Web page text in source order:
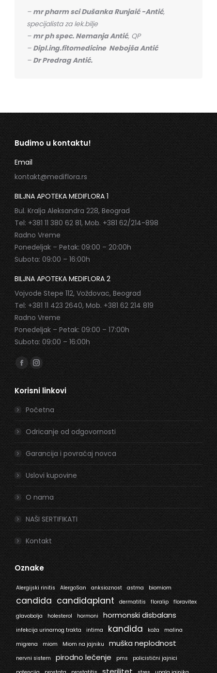
– mr pharm sci Dušanka Runjaić -Antić,
specijalista za lek.bilje
– mr ph spec. Nemanja Antić, QP
– Dipl.ing.fitomedicine Nebojša Antić
– Dr Predrag Antić.
Budimo u kontaktu!
Email
kontakt@mediflora.rs
BILJNA APOTEKA MEDIFLORA 1
Bul. Kralja Aleksandra 228, Beograd
Tel: +381 11 380 62 81, Mob. +381 62/214-898
Radno Vreme
Ponedeljak – Petak: 09:00 – 20:00h
Subota: 09:00 – 16:00h
BILJNA APOTEKA MEDIFLORA 2
Vojvode Stepe 112, Voždovac, Beograd
Tel: +381 11 423 2640, Mob. +381 62 214 819
Radno Vreme
Ponedeljak – Petak: 09:00 – 17:00h
Subota: 09:00 – 16:00h
Find us on:
Facebook
page
opens
in
new
window
Instagram
page
opens
in
new
window
Korisni linkovi
Početna
Odricanje od odgovornosti
Garancija i povraćaj novca
Uslovi kupovine
O nama
NAŠI SERTIFIKATI
Kontakt
Oznake
Alergijski rinitis AlergoSan anksioznost astma biomiom
candida candidaplant dermatitis floralip
floravitex
glavobolja
holesterol hormoni hormonski disbalans
infekcija urinarnog trakta intima kandida koža
malina
migrena
miom Miom na jajniku muška neplodnost
nervni sistem pirodno lečenje pms
policistični jajnici